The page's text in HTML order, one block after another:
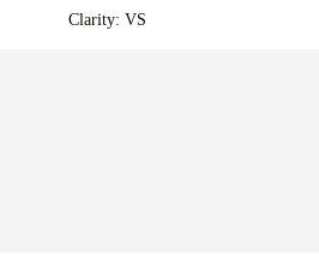
Clarity: VS